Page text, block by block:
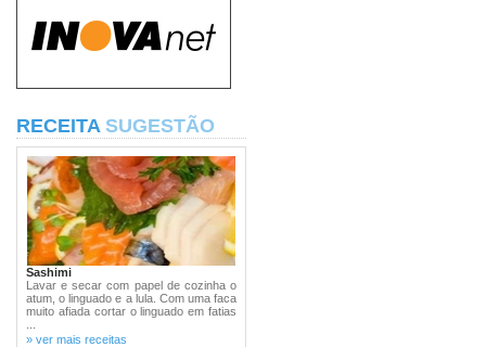
RECEITA SUGESTÃO
Sashimi
Lavar e secar com papel de cozinha o
atum, o linguado e a lula. Com uma faca
muito afiada cortar o linguado em fatias
» ver mais receitas